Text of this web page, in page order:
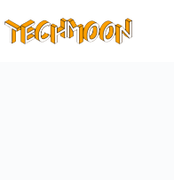
至